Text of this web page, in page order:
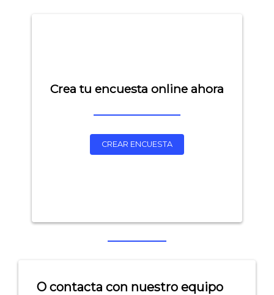
Crea tu encuesta online ahora
CREAR ENCUESTA
O contacta con nuestro equipo